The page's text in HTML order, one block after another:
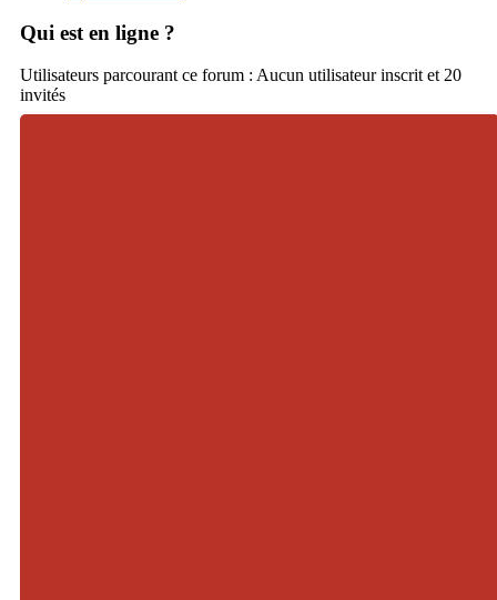
Qui est en ligne ?
Utilisateurs parcourant ce forum : Aucun utilisateur inscrit et 20
invités